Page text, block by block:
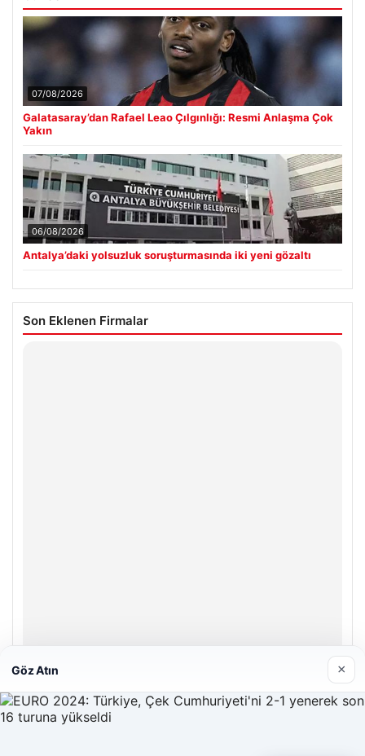
07/08/2026
Galatasaray’dan Rafael Leao Çılgınlığı: Resmi Anlaşma Çok
Yakın
06/08/2026
Antalya’daki yolsuzluk soruşturmasında iki yeni gözaltı
Son Eklenen Firmalar
Hastaş Beton
26/05/2026
Göz Atın ×